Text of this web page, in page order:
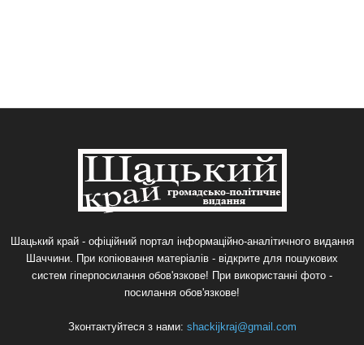
Шацький край - офіційний портал інформаційно-аналітичного видання
Шаччини. При копіювання матеріалів - відкрите для пошукових
систем гіперпосилання обов'язкове! При використанні фото -
посилання обов'язкове!
Зконтактуйтеся з нами: shackijkraj@gmail.com